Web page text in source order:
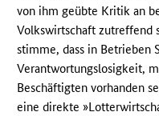
von ihm geübte Kritik an
Volkswirtschaft zutreffend
stimme, dass in Betrieben
Verantwortungslosigkeit,
Beschäftigten vorhanden
eine direkte